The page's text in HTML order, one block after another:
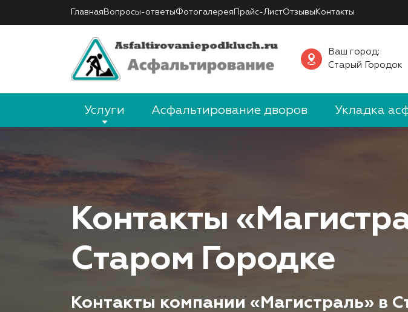
Главная Вопросы-ответыФотогалерея Прайс-ЛистОтзывы Контакты
Ваш город:
Старый Городок
Услуги Асфальтирование дворов Укладка
Контакты
Старом Городке
Контакты компании «Магистраль» в